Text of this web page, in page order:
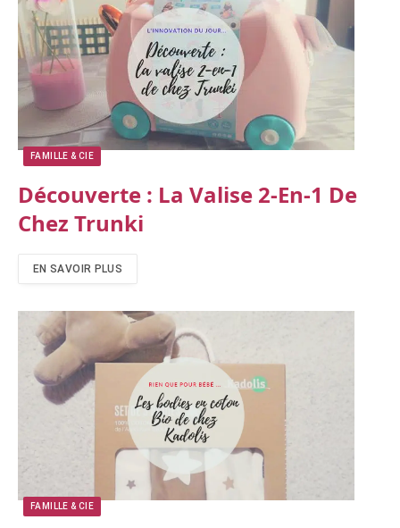
FAMILLE & CIE
Découverte : La Valise 2-En-1 De
Chez Trunki
EN SAVOIR PLUS
FAMILLE & CIE